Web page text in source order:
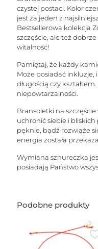
czystej postaci. Kolor
jest za jeden z
Bestsellerowa kolekcja
szczęście, ale też
witalność!
Pamiętaj, że każdy
Może posiadać inkluzje,
długością czy
niepowtarzalności.
Bransoletki na
uchronić siebie i bliskich
pęknie, bądź rozwiąże
energia została
Wymiana sznureczka
posiadają Państwo
Podobne produkty